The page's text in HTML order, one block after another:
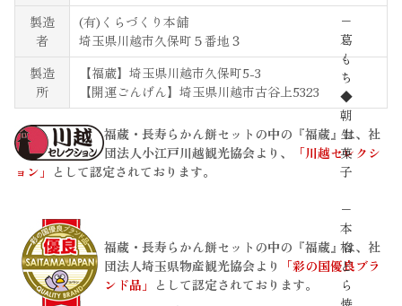
−
葛
も
ち
◆
朝
生
菓
子
−
本
格
ど
ら
製造
者
(有)くらづくり本舗
埼玉県川越市久保町５番地３
製造
所
【福蔵】埼玉県川越市久保町5-3
【開運ごんげん】埼玉県川越市古谷上5323
福蔵・長寿らかん餅セットの中の 『福蔵』は、社
団法人小江戸川越観光協会より、
「川越セレクシ
ョン」 として認定されております。
福蔵・長寿らかん餅セットの中の 『福蔵』は、社
団法人埼玉県物産観光協会より
「彩の国優良ブラ
ンド品」 として認定されております。